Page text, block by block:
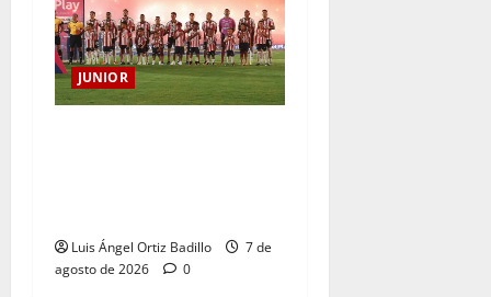
JUNIOR
Luis Ángel Ortiz Badillo
7 de
agosto de 2026
0